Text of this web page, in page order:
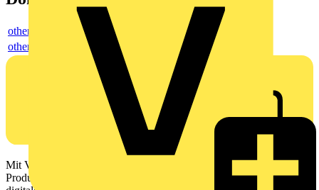
others
others
Mit Voltimum erhalten Elektrofachkräfte Zugang zu Branchennews,
Produktinformationen, Schulungen und Tools – alles auf einer